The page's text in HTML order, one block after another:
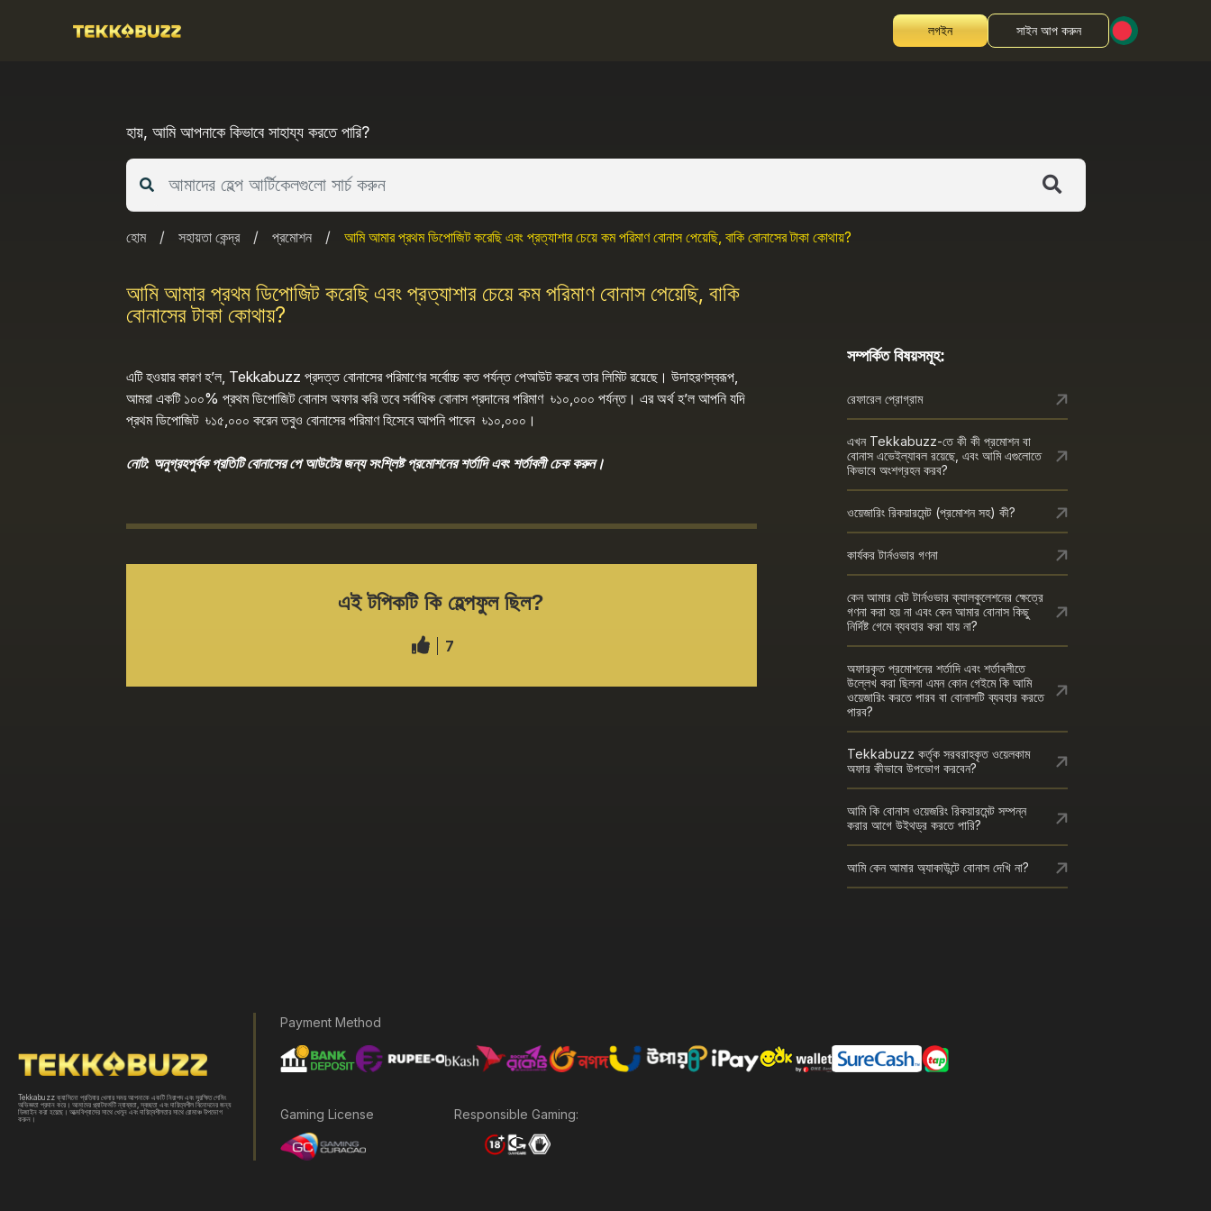
লগইন সাইন আপ করুন
হায়, আমি আপনাকে কিভাবে সাহায্য করতে পারি?
হোম / সহায়তা কেন্দ্র / প্রমোশন / আমি আমার প্রথম ডিপোজিট করেছি এবং প্রত্যাশার চেয়ে কম পরিমাণ বোনাস পেয়েছি, বাকি বোনাসের টাকা কোথায়?
আমি আমার প্রথম ডিপোজিট করেছি এবং প্রত্যাশার চেয়ে কম পরিমাণ বোনাস পেয়েছি, বাকি
বোনাসের টাকা কোথায়?
এটি হওয়ার কারণ হ’ল, Tekkabuzz প্রদত্ত বোনাসের পরিমাণের সর্বোচ্চ কত পর্যন্ত পেআউট করবে তার লিমিট রয়েছে। উদাহরণস্বরূপ,
আমরা একটি ১০০% প্রথম ডিপোজিট বোনাস অফার করি তবে সর্বাধিক বোনাস প্রদানের পরিমাণ ৳১০,০০০ পর্যন্ত। এর অর্থ হ’ল আপনি যদি
প্রথম ডিপোজিট ৳১৫,০০০ করেন তবুও বোনাসের পরিমাণ হিসেবে আপনি পাবেন ৳১০,০০০।
নোট: অনুগ্রহপুর্বক প্রতিটি বোনাসের পে আউটের জন্যসংশ্লিষ্টপ্রমোশনের শর্তাদি এবং শর্তাবলী চেক করুন।
এই টপিকটি কি হেল্পফুল ছিল?
7
সম্পর্কিত বিষয়সমূহ:
রেফারেল প্রোগ্রাম
এখন Tekkabuzz-তে কী কী প্রমোশন বা
বোনাস এভেইল্যাবল রয়েছে, এবং আমি এগুলোতে
কিভাবে অংশগ্রহন করব?
ওয়েজারিং রিকয়ারমেন্ট (প্রমোশন সহ) কী?
কার্যকর টার্নওভার গণনা
কেন আমার বেট টার্নওভার ক্যালকুলেশনের ক্ষেত্রে
গণনা করা হয় না এবং কেন আমার বোনাস কিছু
নির্দিষ্ট গেমে ব্যবহার করা যায় না?
অফারকৃত প্রমোশনের শর্তাদি এবং শর্তাবলীতে
উল্লেখ করা ছিলনা এমন কোন গেইমে কি আমি
ওয়েজারিং করতে পারব বা বোনাসটি ব্যবহার করতে
পারব?
Tekkabuzz কর্তৃক সরবরাহকৃত ওয়েলকাম
অফার কীভাবে উপভোগ করবেন?
আমি কি বোনাস ওয়েজরিং রিকয়ারমেন্ট সম্পন্ন
করার আগে উইথড্র করতে পারি?
আমি কেন আমার অ্যাকাউন্টে বোনাস দেখি না?
Tekkabuzz ক্যাসিনো প্রতিবার খেলার সময় আপনাকে একটি নিরাপদ এবং সুরক্ষিত গেমিং
অভিজ্ঞতা প্রদান করে। আমাদের প্ল্যাটফর্মটি ন্যায্যতা, স্বচ্ছতা এবং দায়িত্বশীল বিনোদনের জন্য
ডিজাইন করা হয়েছে। আত্মবিশ্বাসের সাথে খেলুন এবং দায়িত্বশীলতার সাথে রোমাঞ্চ উপভোগ
করুন।
Payment Method
Gaming License Responsible Gaming: